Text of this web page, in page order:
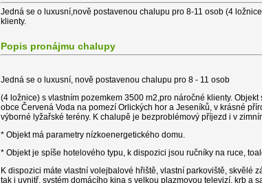
Jedná se o luxusní,nově postavenou chalupu pro 8-11 osob (4
klienty.
Popis pronájmu chalupy
Jedná se o luxusní, nově postavenou chalupu pro 8 - 11 osob
(4 ložnice) s vlastním pozemkem 3500 m2,pro náročné klienty.
obce Červená Voda na pomezí Orlických hor a Jeseníků, v krásné
výborné lyžařské terény. K chalupě je bezproblémový příjezd i v
* Objekt má parametry nízkoenergetického domu.
* Objekt je spíše hotelového typu, k dispozici jsou ručníky na ruce,
K dispozici máte vlastní volejbalové hřiště, vlastní parkoviště, skvělé
tak i uvnitř, systém domácího kina s velkou plazmovou televizí, krb a